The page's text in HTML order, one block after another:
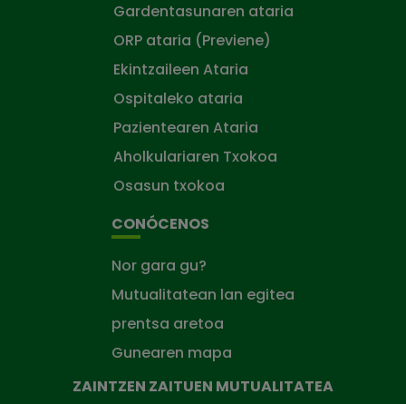
Gardentasunaren ataria
ORP ataria (Previene)
Ekintzaileen Ataria
Ospitaleko ataria
Pazientearen Ataria
Aholkulariaren Txokoa
Osasun txokoa
CONÓCENOS
Nor gara gu?
Mutualitatean lan egitea
prentsa aretoa
Gunearen mapa
ZAINTZEN ZAITUEN MUTUALITATEA